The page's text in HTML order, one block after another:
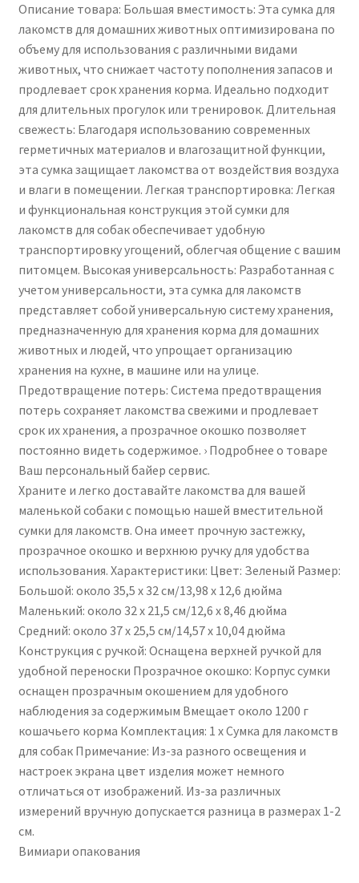
мешочек
для
хлопьев,
орехов,
закусок,
риса,
сои,
для
кухни,
дома,
кемпинга
Описание товара: Большая вместимость: Эта сумка для
лакомств для домашних животных оптимизирована по
объему для использования с различными видами
животных, что снижает частоту пополнения запасов и
продлевает срок хранения корма. Идеально подходит
для длительных прогулок или тренировок. Длительная
свежесть: Благодаря использованию современных
герметичных материалов и влагозащитной функции,
эта сумка защищает лакомства от воздействия воздуха
и влаги в помещении. Легкая транспортировка: Легкая
и функциональная конструкция этой сумки для
лакомств для собак обеспечивает удобную
транспортировку угощений, облегчая общение с вашим
питомцем. Высокая универсальность: Разработанная с
учетом универсальности, эта сумка для лакомств
представляет собой универсальную систему хранения,
предназначенную для хранения корма для домашних
животных и людей, что упрощает организацию
хранения на кухне, в машине или на улице.
Предотвращение потерь: Система предотвращения
потерь сохраняет лакомства свежими и продлевает
срок их хранения, а прозрачное окошко позволяет
постоянно видеть содержимое. › Подробнее о товаре
Ваш персональный байер сервис.
Храните и легко доставайте лакомства для вашей
маленькой собаки с помощью нашей вместительной
сумки для лакомств. Она имеет прочную застежку,
прозрачное окошко и верхнюю ручку для удобства
использования. Характеристики: Цвет: Зеленый Размер:
Большой: около 35,5 x 32 см/13,98 x 12,6 дюйма
Маленький: около 32 x 21,5 см/12,6 x 8,46 дюйма
Средний: около 37 x 25,5 см/14,57 x 10,04 дюйма
Конструкция с ручкой: Оснащена верхней ручкой для
удобной переноски Прозрачное окошко: Корпус сумки
оснащен прозрачным окошением для удобного
наблюдения за содержимым Вмещает около 1200 г
кошачьего корма Комплектация: 1 x Сумка для лакомств
для собак Примечание: Из-за разного освещения и
настроек экрана цвет изделия может немного
отличаться от изображений. Из-за различных
измерений вручную допускается разница в размерах 1-2
см.
Вимиари опакования